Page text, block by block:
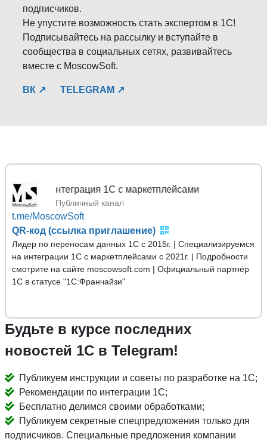
подписчиков.
Не упустите возможность стать экспертом в 1С!
Подписывайтесь на рассылку и вступайте в
сообщества в социальных сетях, развивайтесь
вместе с MoscowSoft.
ВК ↗ TELEGRAM ↗
Публичный канал
t.me/MoscowSoft
QR-код (ссылка приглашение)
Лидер по переносам данных 1С с 2015г. | Специализируемся
на интеграции 1С с маркетплейсами с 2021г. | Подробности
смотрите на сайте moscowsoft.com | Официальный партнёр
1С в статусе "1С:Франчайзи"
Будьте в курсе последних
новостей 1С в Telegram!
Публикуем инструкции и советы по разработке на 1С;
Рекомендации по интеграции 1С;
Бесплатно делимся своими обработками;
Публикуем секретные спецпредложения только для
подписчиков. Специальные предложения компании